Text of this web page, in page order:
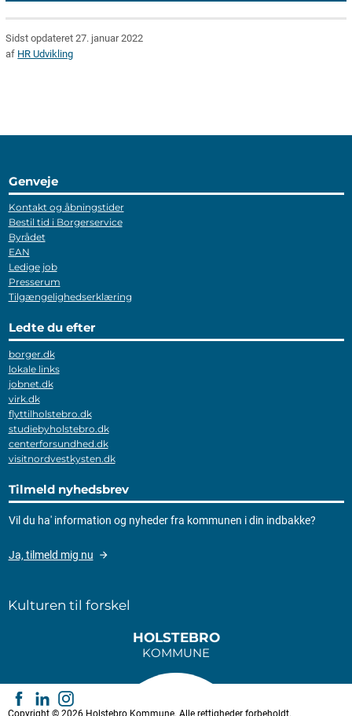
Sidst opdateret 27. januar 2022
af HR Udvikling
Genveje
Kontakt og åbningstider
Bestil tid i Borgerservice
Byrådet
EAN
Ledige job
Presserum
Tilgængelighedserklæring
Ledte du efter
borger.dk
lokale links
jobnet.dk
virk.dk
flyttilholstebro.dk
studiebyholstebro.dk
centerforsundhed.dk
visitnordvestkysten.dk
Tilmeld nyhedsbrev
Vil du ha' information og nyheder fra kommunen i din indbakke?
Ja, tilmeld mig nu
Kulturen til forskel
HOLSTEBRO
KOMMUNE
Copyright © 2026 Holstebro Kommune. Alle rettigheder forbeholdt.